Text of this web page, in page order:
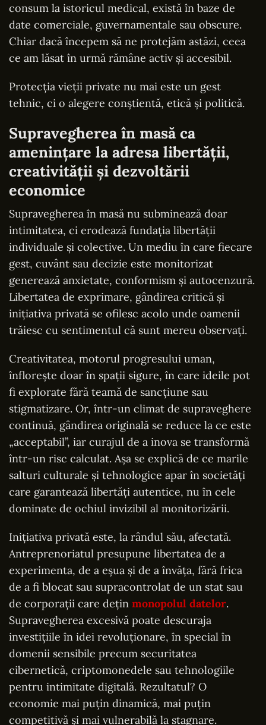
consum la istoricul medical, există în baze de
date comerciale, guvernamentale sau obscure.
Chiar dacă începem să ne protejăm astăzi, ceea
ce am lăsat în urmă rămâne activ și accesibil.
Protecția vieții private nu mai este un gest
tehnic, ci o alegere conștientă, etică și politică.
Supravegherea în masă ca
amenințare la adresa libertății,
creativității și dezvoltării
economice
Supravegherea în masă nu subminează doar
intimitatea, ci erodează fundația libertății
individuale și colective. Un mediu în care fiecare
gest, cuvânt sau decizie este monitorizat
generează anxietate, conformism și autocenzură.
Libertatea de exprimare, gândirea critică și
inițiativa privată se ofilesc acolo unde oamenii
trăiesc cu sentimentul că sunt mereu observați.
Creativitatea, motorul progresului uman,
înflorește doar în spații sigure, în care ideile pot
fi explorate fără teamă de sancțiune sau
stigmatizare. Or, într-un climat de supraveghere
continuă, gândirea originală se reduce la ce este
„acceptabil”, iar curajul de a inova se transformă
într-un risc calculat. Așa se explică de ce marile
salturi culturale și tehnologice apar în societăți
care garantează libertăți autentice, nu în cele
dominate de ochiul invizibil al monitorizării.
Inițiativa privată este, la rândul său, afectată.
Antreprenoriatul presupune libertatea de a
experimenta, de a eșua și de a învăța, fără frica
de a fi blocat sau supracontrolat de un stat sau
de corporații care dețin monopolul datelor.
Supravegherea excesivă poate descuraja
investițiile în idei revoluționare, în special în
domenii sensibile precum securitatea
cibernetică, criptomonedele sau tehnologiile
pentru intimitate digitală. Rezultatul? O
economie mai puțin dinamică, mai puțin
competitivă și mai vulnerabilă la stagnare.